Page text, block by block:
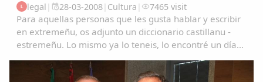
L legal | 28-03-2008| Cultura | 7465 visit
Para aquellas personas que les gusta hablar y escribir
en extremeñu, os adjunto un diccionario castillanu -
estremeñu. Lo mismo ya lo teneis, lo encontré un día
contareis que os parece. Saludos...